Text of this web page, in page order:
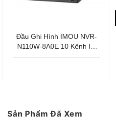
Đầu Ghi Hình IMOU NVR-
N110W-8A0E 10 Kênh IP,
Băng Tần Kép
Sản Phẩm Đã Xem